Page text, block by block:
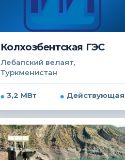
Колхозбентская ГЭС
Лебапский велаят,
Туркменистан
3,2 МВт Действующая